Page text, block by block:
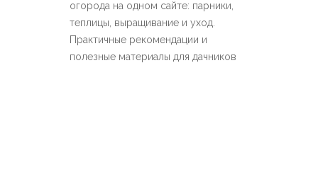
огорода на одном сайте: парники,
теплицы, выращивание и уход.
Практичные рекомендации и
полезные материалы для дачников